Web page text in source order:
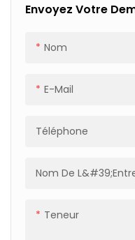
Envoyez Votre
Nom
E-Mail
Téléphone
Nom De
Teneur